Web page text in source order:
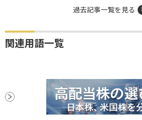
過去記事一覧を見る
関連用語一覧